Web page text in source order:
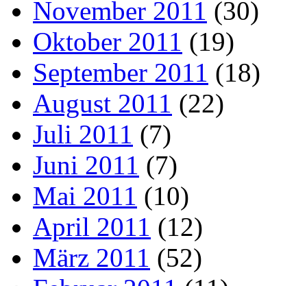
November 2011 (30)
Oktober 2011 (19)
September 2011 (18)
August 2011 (22)
Juli 2011 (7)
Juni 2011 (7)
Mai 2011 (10)
April 2011 (12)
März 2011 (52)